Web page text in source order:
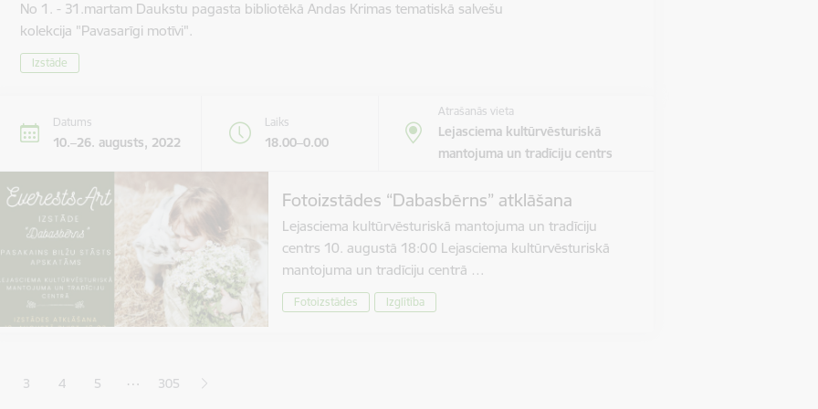
No 1. - 31.martam Daukstu pagasta bibliotēkā Andas Krimas tematiskā salvešu
kolekcija "Pavasarīgi motīvi".
Izstāde
Datums
10.–26. augusts, 2022
Laiks
18.00–0.00
Atrašanās vieta
Lejasciema kultūrvēsturiskā
mantojuma un tradīciju centrs
Fotoizstādes “Dabasbērns” atklāšana
Lejasciema kultūrvēsturiskā mantojuma un tradīciju
centrs 10. augustā 18:00 Lejasciema kultūrvēsturiskā
mantojuma un tradīciju centrā …
Fotoizstādes Izglītība
lapaLapa
3 Lapa
4 Lapa
5 … 305